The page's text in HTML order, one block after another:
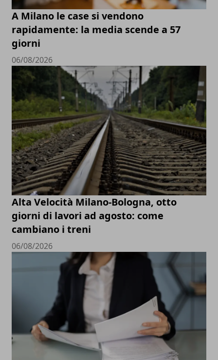
A Milano le case si vendono
rapidamente: la media scende a 57
giorni
06/08/2026
Alta Velocità Milano-Bologna, otto
giorni di lavori ad agosto: come
cambiano i treni
06/08/2026